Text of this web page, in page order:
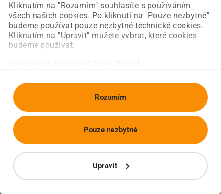
Kliknutím na "Rozumím" souhlasíte s používáním
všech našich cookies. Po kliknutí na "Pouze nezbytné"
budeme používat pouze nezbytné technické cookies.
Kliknutím na "Upravit" můžete vybrat, které cookies
budeme používat.
Rozumím
Upravit
Pouze nezbytné
Obnovit stránku Úvodní strana